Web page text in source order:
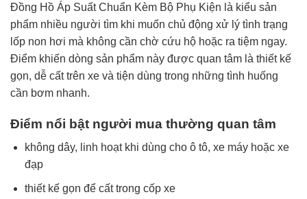
Đồng Hồ Áp Suất Chuẩn Kèm Bộ Phụ Kiện là kiểu sản
phẩm nhiều người tìm khi muốn chủ động xử lý tình trạng
lốp non hơi mà không cần chờ cứu hộ hoặc ra tiệm ngay.
Điểm khiến dòng sản phẩm này được quan tâm là thiết kế
gọn, dễ cất trên xe và tiện dùng trong những tình huống
cần bơm nhanh.
Điểm nổi bật người mua thường quan tâm
không dây, linh hoạt khi dùng cho ô tô, xe máy hoặc xe
đạp
thiết kế gọn để cất trong cốp xe